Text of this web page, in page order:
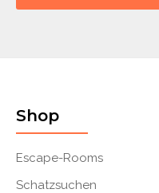
Shop
Escape-Rooms
Schatzsuchen